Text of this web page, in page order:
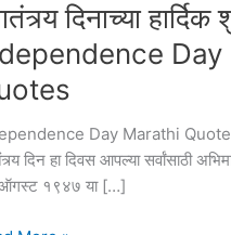
दिनाच्या हार्दिक
Day Marathi
दिन हा दिवस आपल्या सर्वांसाठी
१९४७ या […]